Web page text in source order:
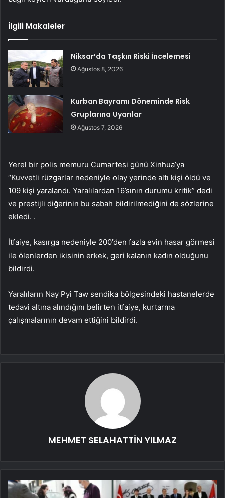
İlgili Makaleler
Niksar’da Taşkın Riski İncelemesi
Ağustos 8, 2026
Kurban Bayramı Döneminde Risk
Gruplarına Uyarılar
Ağustos 7, 2026
Yerel bir polis memuru Cumartesi günü Xinhua’ya
“Kuvvetli rüzgarlar nedeniyle olay yerinde altı kişi öldü ve
109 kişi yaralandı. Yaralılardan 16’sının durumu kritik” dedi
ve prestijli diğerinin bu sabah bildirilmediğini de sözlerine
ekledi. .
İtfaiye, kasırga nedeniyle 200’den fazla evin hasar görmesi
ile ölenlerden ikisinin erkek, geri kalanın kadın olduğunu
bildirdi.
Yaralıların Nay Pyi Taw sendika bölgesindeki hastanelerde
tedavi altına alındığını belirten itfaiye, kurtarma
çalışmalarının devam ettiğini bildirdi.
MEHMET SELAHATTİN YILMAZ